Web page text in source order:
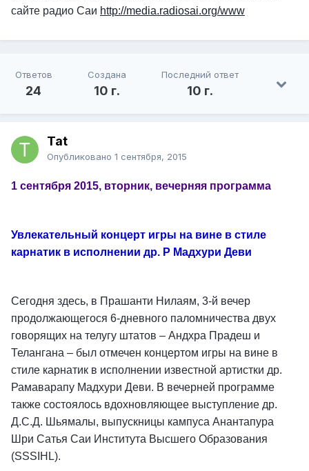
сайте радио Саи http://media.radiosai.org/www
Ответов
24
Создана
10 г.
Последний ответ
10 г.
Tat
Опубликовано 1 сентября, 2015
1 сентября 2015, вторник, вечерняя программа
Увлекательный концерт игры на вине в стиле
карнатик в исполнении др. Р Мадхури Деви
Сегодня здесь, в Прашанти Нилаям, 3-й вечер
продолжающегося 6-дневного паломничества двух
говорящих на телугу штатов – Андхра Прадеш и
Телангана – был отмечен концертом игры на вине в
стиле карнатик в исполнении известной артистки др.
Рамаварапу Мадхури Деви. В вечерней программе
также состоялось вдохновляющее выступление др.
Д.С.Д. Шьямалы, выпускницы кампуса Анантапура
Шри Сатья Саи Института Высшего Образования
(SSSIHL).